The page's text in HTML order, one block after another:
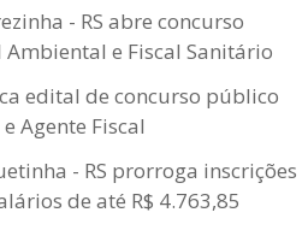
- RS abre concurso
e Fiscal Sanitário
edital de concurso público
Agente Fiscal
- RS prorroga inscrições
de até R$ 4.763,85